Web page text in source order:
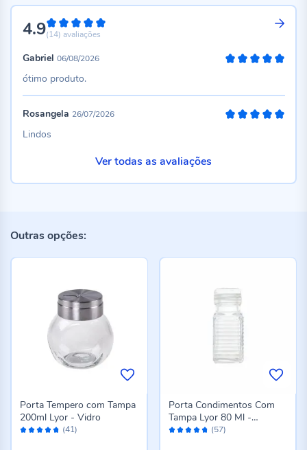
4.998%
(14) avaliações
Gabriel 06/08/2026
ótimo produto.
Rosangela 26/07/2026
Lindos
Ver todas as avaliações
Outras opções:
Avaliação: (41)
Porta Tempero com Tampa
200ml Lyor - Vidro
Avaliação: (57)
Porta Condimentos Com
Tampa Lyor 80 Ml -
Transparente